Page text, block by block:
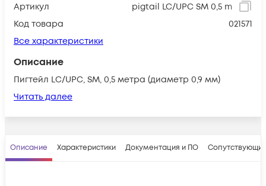
Артикул
pigtail LC/UPC SM 0,5 m
Код товара
021571
Все характеристики
Описание
Пигтейл LС/UPC, SM, 0,5 метра (диаметр 0,9 мм)
Читать далее
Описание Характеристики Документация и ПО